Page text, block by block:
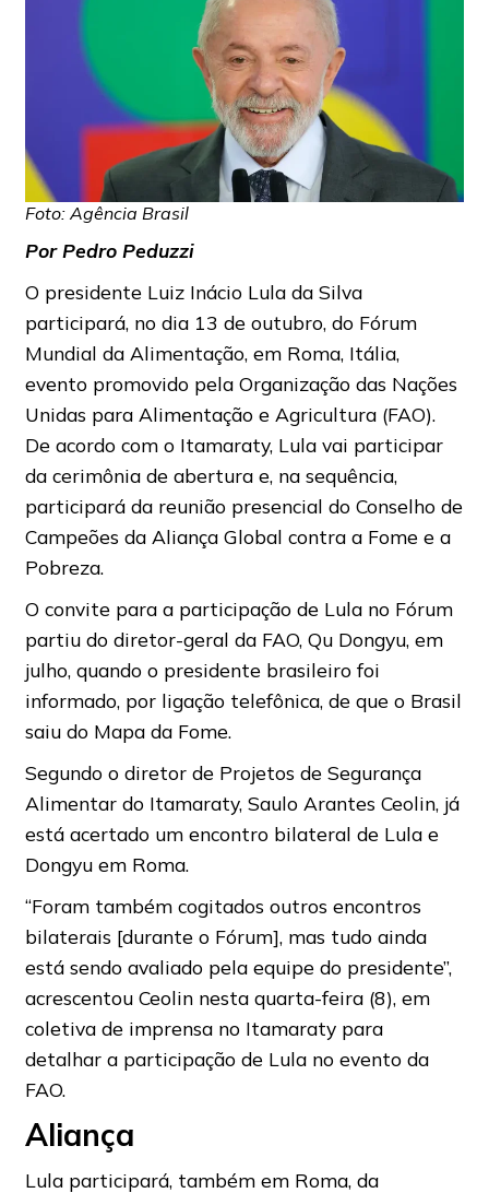
Foto: Agência Brasil
Por Pedro Peduzzi
O presidente Luiz Inácio Lula da Silva
participará, no dia 13 de outubro, do Fórum
Mundial da Alimentação, em Roma, Itália,
evento promovido pela Organização das Nações
Unidas para Alimentação e Agricultura (FAO).
De acordo com o Itamaraty, Lula vai participar
da cerimônia de abertura e, na sequência,
participará da reunião presencial do Conselho de
Campeões da Aliança Global contra a Fome e a
Pobreza.
O convite para a participação de Lula no Fórum
partiu do diretor-geral da FAO, Qu Dongyu, em
julho, quando o presidente brasileiro foi
informado, por ligação telefônica, de que o Brasil
saiu do Mapa da Fome.
Segundo o diretor de Projetos de Segurança
Alimentar do Itamaraty, Saulo Arantes Ceolin, já
está acertado um encontro bilateral de Lula e
Dongyu em Roma.
“Foram também cogitados outros encontros
bilaterais [durante o Fórum], mas tudo ainda
está sendo avaliado pela equipe do presidente”,
acrescentou Ceolin nesta quarta-feira (8), em
coletiva de imprensa no Itamaraty para
detalhar a participação de Lula no evento da
FAO.
Aliança
Lula participará, também em Roma, da